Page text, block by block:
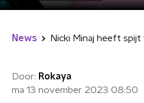
News
Door: Rokaya
ma 13 november 2023 08:50